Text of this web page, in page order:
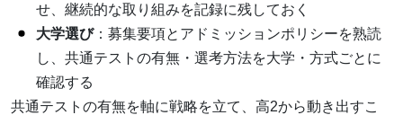
せ、継続的な取り組みを記録に残しておく
大学選び：募集要項とアドミッションポリシーを熟読
し、共通テストの有無・選考方法を大学・方式ごとに
確認する
共通テストの有無を軸に戦略を立て、高2から動き出すこ